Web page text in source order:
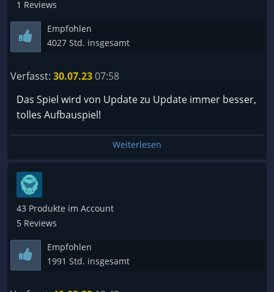
1 Reviews
Empfohlen
4027 Std. insgesamt
Verfasst: 30.07.2307:58
Das Spiel wird von Update zu Update immer besser,
tolles Aufbauspiel!
Weiterlesen
43 Produkte im Account
5 Reviews
Empfohlen
1991 Std. insgesamt